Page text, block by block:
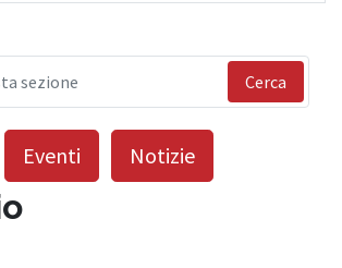
Cerca
Eventi Notizie